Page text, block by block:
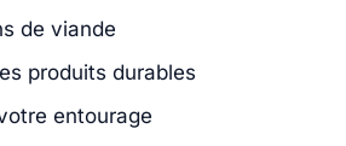
de viande
produits durables
entourage